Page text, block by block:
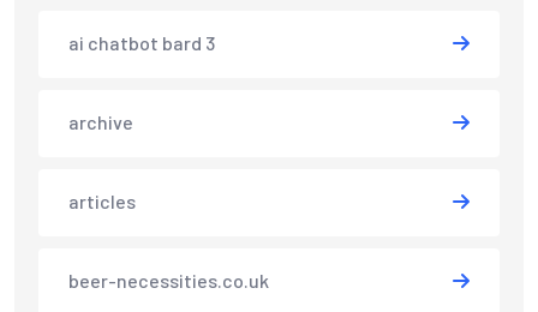
ai chatbot bard 3
archive
articles
beer-necessities.co.uk